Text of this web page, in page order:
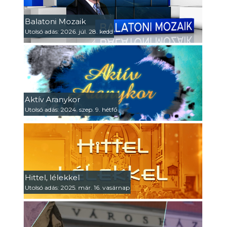
Balatoni Mozaik
Utolsó adás: 2026. júl. 28. kedd
Aktív Aranykor
Utolsó adás: 2024. szep. 9. hétfő
Hittel, lélekkel
Utolsó adás: 2025. már. 16. vasárnap